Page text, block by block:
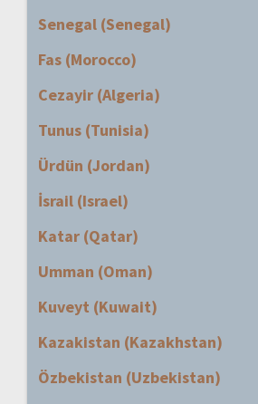
Senegal (Senegal)
Fas (Morocco)
Cezayir (Algeria)
Tunus (Tunisia)
Ürdün (Jordan)
İsrail (Israel)
Katar (Qatar)
Umman (Oman)
Kuveyt (Kuwait)
Kazakistan (Kazakhstan)
Özbekistan (Uzbekistan)